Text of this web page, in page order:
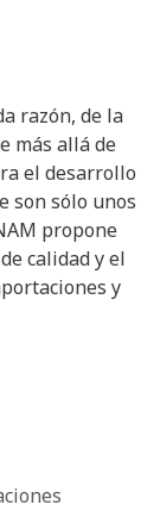
razón, de la
más allá de
el desarrollo
son sólo unos
propone
calidad y el
y